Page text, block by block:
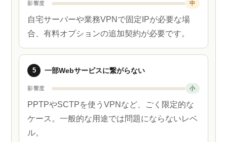
影響度 中
自宅サーバーや業務VPNで固定IPが必要な場
合、有料オプションの追加契約が必要です。
5 一部Webサービスに繋がらない
影響度 小
PPTPやSCTPを使うVPNなど、ごく限定的な
ケース。一般的な用途では問題にならないレベ
ル。